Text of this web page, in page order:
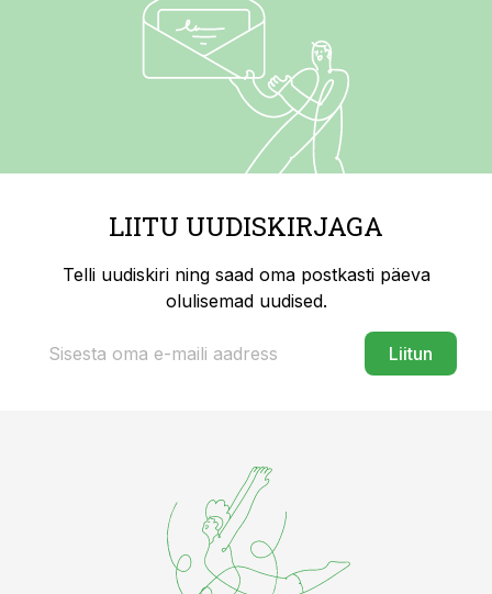
LIITU UUDISKIRJAGA
Telli uudiskiri ning saad oma postkasti päeva
olulisemad uudised.
Liitun